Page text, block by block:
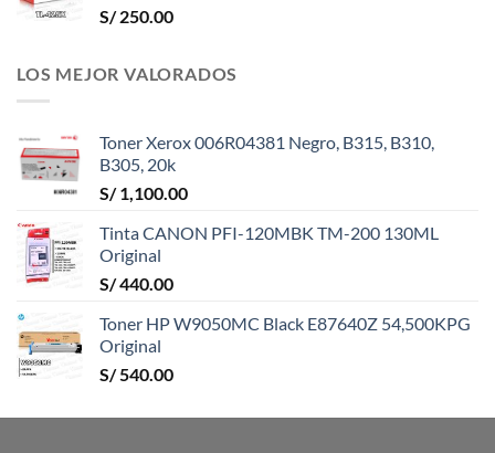
S/250.00
LOS MEJOR VALORADOS
Toner Xerox 006R04381 Negro, B315, B310,
B305, 20k
S/1,100.00
Tinta CANON PFI-120MBK TM-200 130ML
Original
S/440.00
Toner HP W9050MC Black E87640Z 54,500KPG
Original
S/540.00